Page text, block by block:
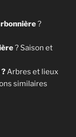
?
? Saison et
Arbres et lieux
similaires